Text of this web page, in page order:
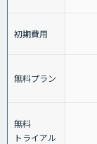
初期費用
無料プラン
無料
トライアル